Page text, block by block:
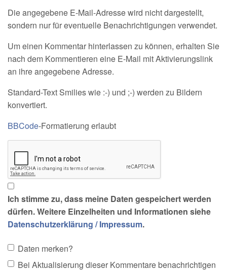
Die angegebene E-Mail-Adresse wird nicht dargestellt,
sondern nur für eventuelle Benachrichtigungen verwendet.
Um einen Kommentar hinterlassen zu können, erhalten Sie
nach dem Kommentieren eine E-Mail mit Aktivierungslink
an ihre angegebene Adresse.
Standard-Text Smilies wie :-) und ;-) werden zu Bildern
konvertiert.
BBCode-Formatierung erlaubt
Ich stimme zu, dass meine Daten gespeichert werden
dürfen. Weitere Einzelheiten und Informationen siehe
Datenschutzerklärung / Impressum.
Daten merken?
Bei Aktualisierung dieser Kommentare benachrichtigen